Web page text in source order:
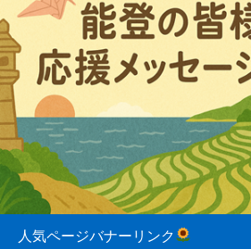
白米千枚田 あぜのきらめき（アルバム）
2023.08.31
人気ページバナーリンク